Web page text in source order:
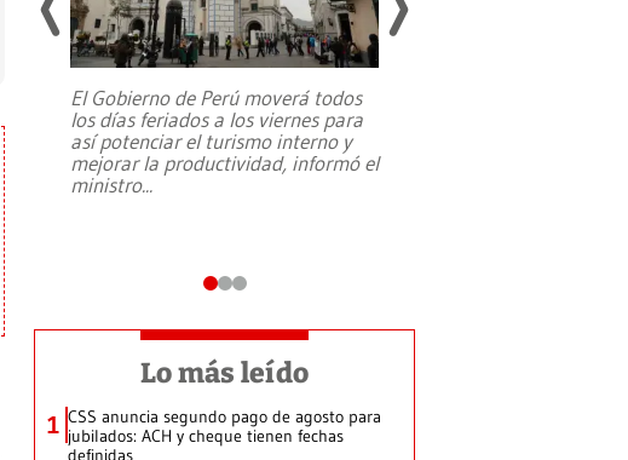
El Gobierno de Perú moverá todos
los días feriados a los viernes para
así potenciar el turismo interno y
mejorar la productividad, informó el
ministro...
Lo más leído
1 CSS anuncia segundo pago de agosto para
jubilados: ACH y cheque tienen fechas
definidas